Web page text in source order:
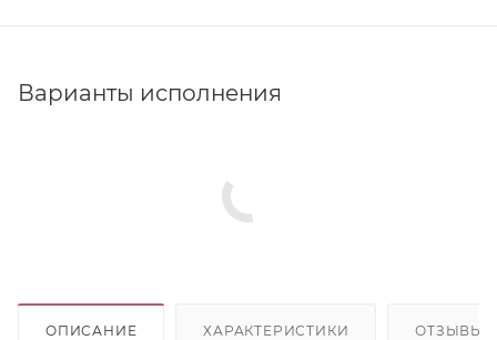
Варианты исполнения
ОПИСАНИЕ ХАРАКТЕРИСТИКИ ОТЗЫВЫ